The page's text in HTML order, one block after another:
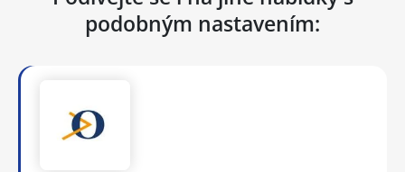
podobným nastavením: